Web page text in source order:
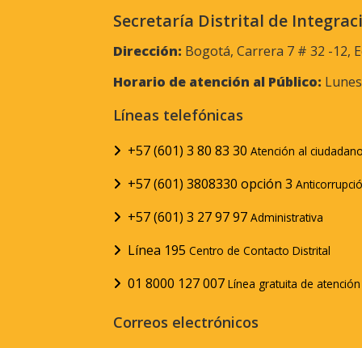
Secretaría Distrital de
Dirección: Bogotá, Carrera 7 # 32 -12,
Horario de atención al Público:
Líneas telefónicas
+57 (601) 3 80 83 30 Atención al
+57 (601) 3808330 opción 3
+57 (601) 3 27 97 97 Administrativa
Línea 195 Centro de Contacto Distrital
01 8000 127 007 Línea gratuita de
Correos electrónicos